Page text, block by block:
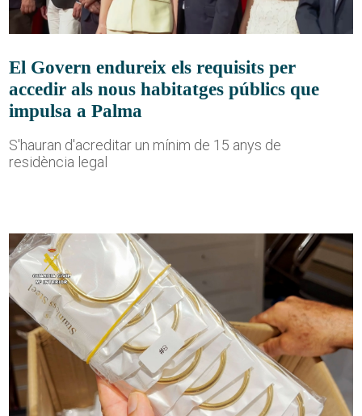
El Govern endureix els requisits per
accedir als nous habitatges públics que
impulsa a Palma
S'hauran d'acreditar un mínim de 15 anys de
residència legal